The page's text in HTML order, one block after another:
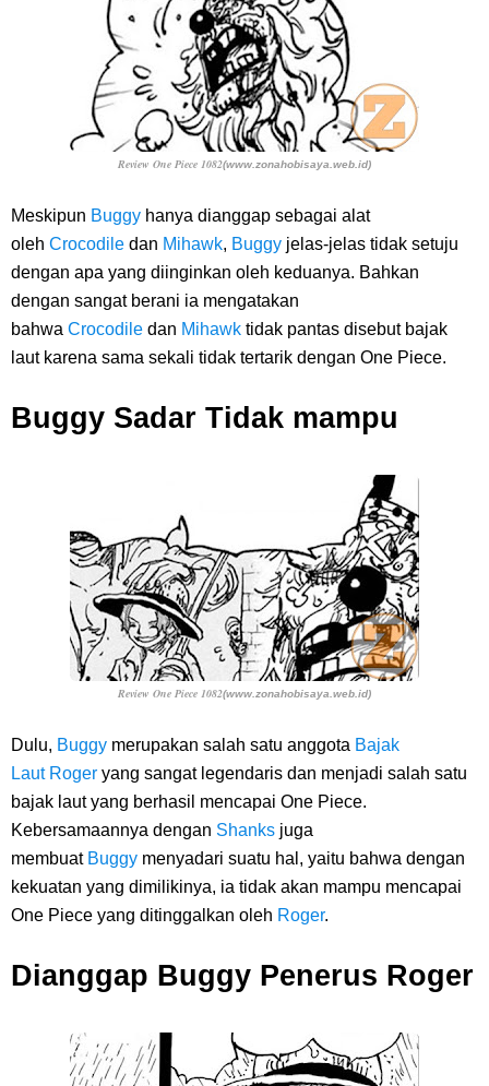
Review One Piece 1082(www.zonahobisaya.web.id)
Meskipun Buggy hanya dianggap sebagai alat
oleh Crocodile dan Mihawk, Buggy jelas-jelas tidak setuju
dengan apa yang diinginkan oleh keduanya. Bahkan
dengan sangat berani ia mengatakan
bahwa Crocodile dan Mihawk tidak pantas disebut bajak
laut karena sama sekali tidak tertarik dengan One Piece.
Buggy Sadar Tidak mampu
Review One Piece 1082(www.zonahobisaya.web.id)
Dulu, Buggy merupakan salah satu anggota Bajak
Laut Roger yang sangat legendaris dan menjadi salah satu
bajak laut yang berhasil mencapai One Piece.
Kebersamaannya dengan Shanks juga
membuat Buggy menyadari suatu hal, yaitu bahwa dengan
kekuatan yang dimilikinya, ia tidak akan mampu mencapai
One Piece yang ditinggalkan oleh Roger.
Dianggap Buggy Penerus Roger